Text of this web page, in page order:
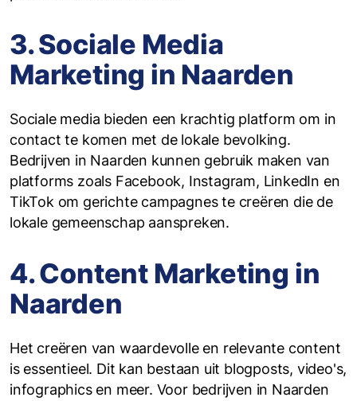
3. Sociale Media
Marketing in Naarden
Sociale media bieden een krachtig platform om in
contact te komen met de lokale bevolking.
Bedrijven in Naarden kunnen gebruik maken van
platforms zoals Facebook, Instagram, LinkedIn en
TikTok om gerichte campagnes te creëren die de
lokale gemeenschap aanspreken.
4. Content Marketing in
Naarden
Het creëren van waardevolle en relevante content
is essentieel. Dit kan bestaan uit blogposts, video's,
infographics en meer. Voor bedrijven in Naarden